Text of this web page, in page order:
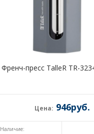
Френч-пресс TalleR TR-
Цена: 946руб.
Наличие: